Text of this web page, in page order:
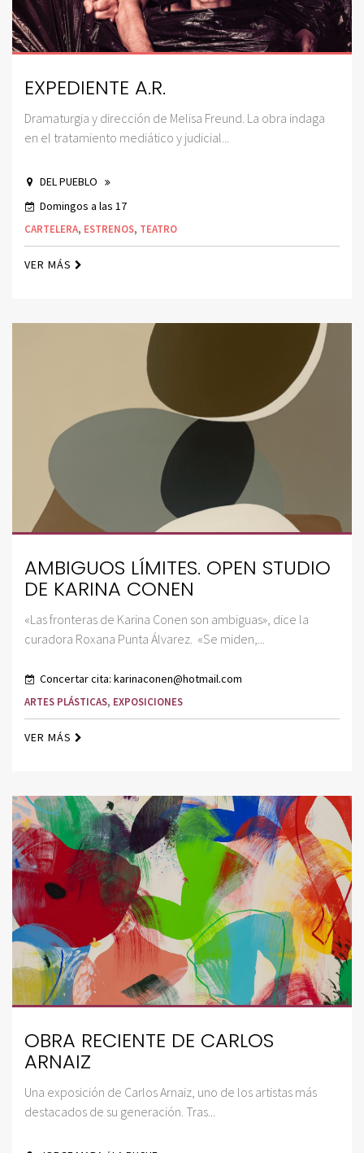
EXPEDIENTE A.R.
Dramaturgia y dirección de Melisa Freund. La obra indaga
en el tratamiento mediático y judicial...
DEL PUEBLO
Domingos a las 17
CARTELERA, ESTRENOS, TEATRO
VER MÁS
AMBIGUOS LÍMITES. OPEN STUDIO
DE KARINA CONEN
«Las fronteras de Karina Conen son ambiguas», dice la
curadora Roxana Punta Álvarez. «Se miden,...
Concertar cita: karinaconen@hotmail.com
ARTES PLÁSTICAS, EXPOSICIONES
VER MÁS
OBRA RECIENTE DE CARLOS
ARNAIZ
Una exposición de Carlos Arnaiz, uno de los artistas más
destacados de su generación. Tras...